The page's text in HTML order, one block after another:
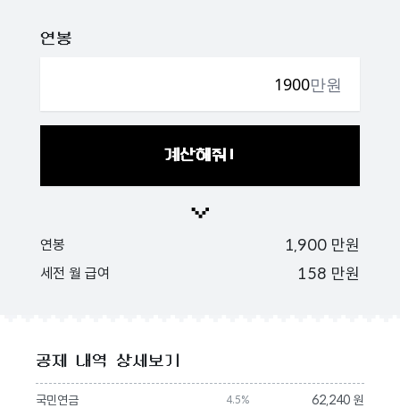
연봉
만원
계산해줘!
연봉 1,900 만원
세전 월 급여 158 만원
공제 내역 상세보기
국민연금 4.5% 62,240 원